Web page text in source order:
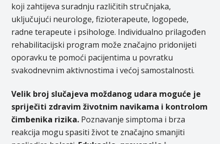
koji zahtijeva suradnju različitih stručnjaka,
uključujući neurologe, fizioterapeute, logopede,
radne terapeute i psihologe. Individualno prilagođen
rehabilitacijski program može značajno pridonijeti
oporavku te pomoći pacijentima u povratku
svakodnevnim aktivnostima i većoj samostalnosti.
Velik broj slučajeva moždanog udara moguće je
spriječiti zdravim životnim navikama i kontrolom
čimbenika rizika.Poznavanje simptoma i brza
reakcija mogu spasiti život te značajno smanjiti